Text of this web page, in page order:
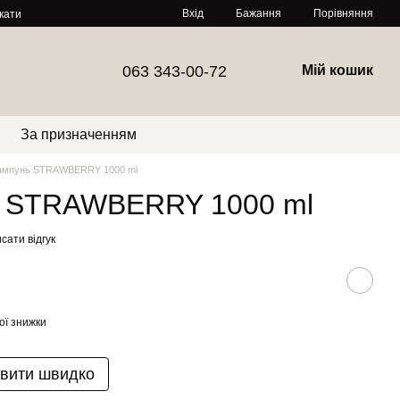
Вхід Бажання Порівняння
063 343-00-72 Мій кошик
За призначенням
STRAWBERRY 1000 ml
1000 ml
відгук
знижки
швидко